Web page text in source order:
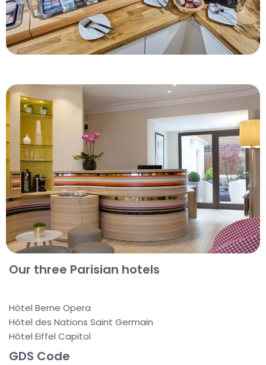
Our three Parisian hotels
Hôtel Berne Opera
Hôtel des Nations Saint Germain
Hôtel Eiffel Capitol
GDS Code